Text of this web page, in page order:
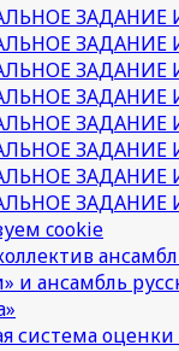
ЗАДАНИЕ
ЗАДАНИЕ
ЗАДАНИЕ
ЗАДАНИЕ
ЗАДАНИЕ
ЗАДАНИЕ
ЗАДАНИЕ
ЗАДАНИЕ
cookie
и ансамбль
система оценки